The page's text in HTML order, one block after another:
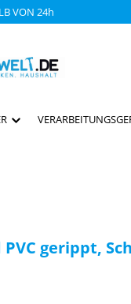
springen
VON 24h
PVC gerippt,